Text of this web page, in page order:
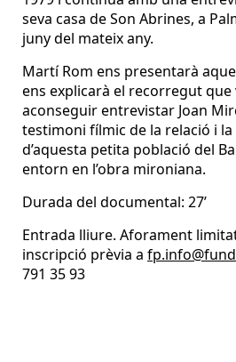
seva casa de Son Abrines, a
juny del mateix any.
Martí Rom ens presentarà
ens explicarà el recorregut
aconseguir entrevistar Joan
testimoni fílmic de la relació i
d’aquesta petita població del
entorn en l’obra mironiana.
Durada del documental: 27’
Entrada lliure. Aforament
inscripció prèvia a
791 35 93